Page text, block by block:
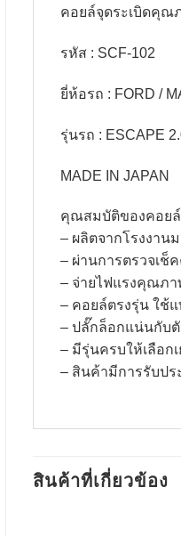
คอยล์จุดระเบิดคุณ
รหัส : SCF-102
ยี่ห้อรถ : FORD /
รุ่นรถ : ESCAPE
MADE IN JAPAN
คุณสมบัติของคอยล์
– ผลิตจากโรงงา
– ผ่านการตรวจเช็
– จ่ายไฟแรงคุณภา
– คอยล์ตรงรุ่น ใช้
– ปลั๊กล็อกแน่นกับ
– มีรุ่นครบให้เลือก
– สินค้ามีการรับป
สินค้าที่เกี่ยวข้อง